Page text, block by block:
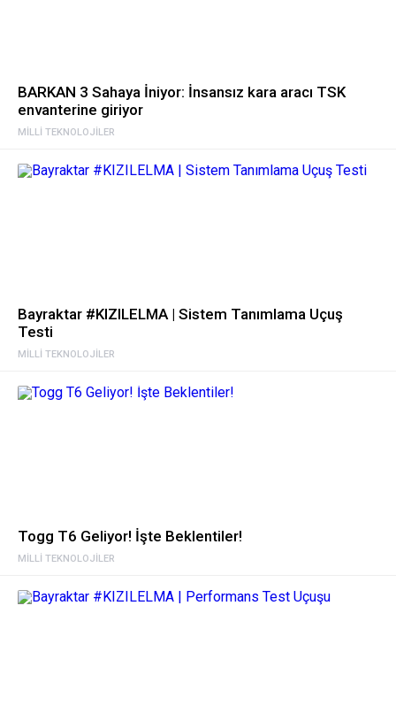
MILLI TEKNOLOJILER
BARKAN 3 Sahaya İniyor: İnsansız kara aracı TSK
envanterine giriyor
MILLI TEKNOLOJILER
Bayraktar #KIZILELMA | Sistem Tanımlama Uçuş
Testi
MILLI TEKNOLOJILER
Togg T6 Geliyor! İşte Beklentiler!